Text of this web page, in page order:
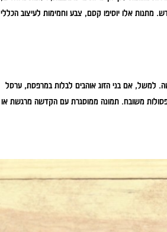
מתנות אלו יוסיפו קסם, צבע וחמימות לעיצוב הכללי
למשל, אם בני הזוג אוהבים לבלות במרפסת, ערסל
קפסולות משובח. תמונה ממוסגרת עם הקדשה מרגשת או